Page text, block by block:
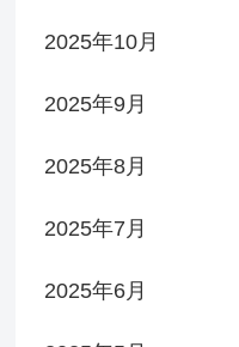
2025年10月
2025年9月
2025年8月
2025年7月
2025年6月